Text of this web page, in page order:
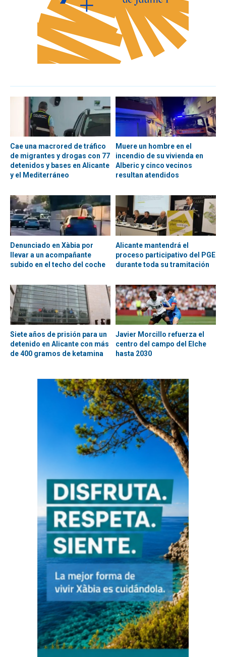
Cae una macrored de tráfico
de migrantes y drogas con 77
detenidos y bases en Alicante
y el Mediterráneo
Muere un hombre en el
incendio de su vivienda en
Alberic y cinco vecinos
resultan atendidos
Denunciado en Xàbia por
llevar a un acompañante
subido en el techo del coche
Alicante mantendrá el
proceso participativo del PGE
durante toda su tramitación
Siete años de prisión para un
detenido en Alicante con más
de 400 gramos de ketamina
Javier Morcillo refuerza el
centro del campo del Elche
hasta 2030